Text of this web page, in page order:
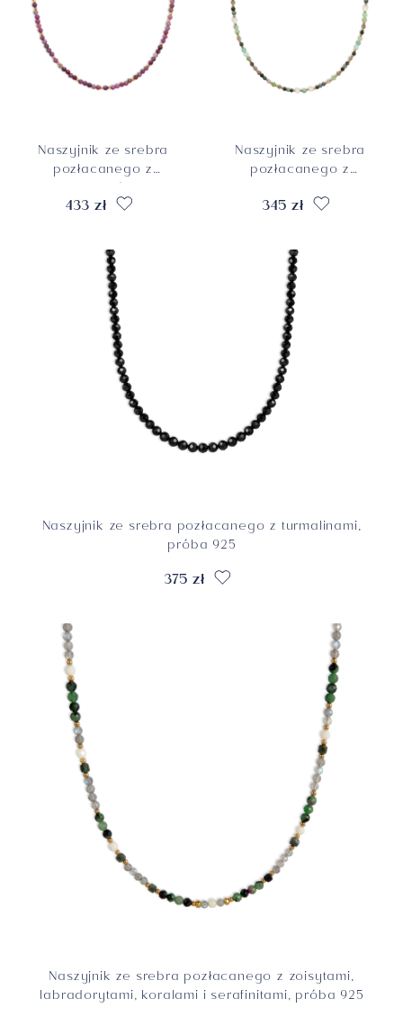
Naszyjnik ze srebra
pozłacanego z
rubinami, próba 925
433 zł
Naszyjnik ze srebra
pozłacanego z
chryzoprazami,
kryształami
górskimi, próba 925
345 zł
Naszyjnik ze srebra pozłacanego z turmalinami,
próba 925
375 zł
Naszyjnik ze srebra pozłacanego z zoisytami,
labradorytami, koralami i serafinitami, próba 925